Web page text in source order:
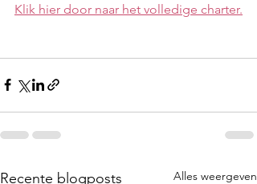
Klik hier door naar het volledige charter.
Recente blogposts Alles weergeven